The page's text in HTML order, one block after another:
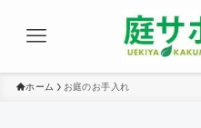
ホーム お庭のお手入れ